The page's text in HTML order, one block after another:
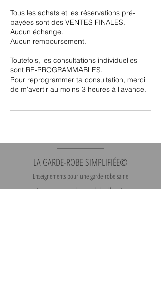
Tous les achats et les réservations pré-
payées sont des VENTES FINALES.
Aucun échange.
Aucun remboursement.
Toutefois, les consultations individuelles
sont RE-PROGRAMMABLES.
Pour reprogrammer ta consultation, merci
de m'avertir au moins 3 heures à l'avance.
LA GARDE-ROBE SIMPLIFIÉE©
Enseignements pour une garde-robe saine
et une consommation mode intelligente.